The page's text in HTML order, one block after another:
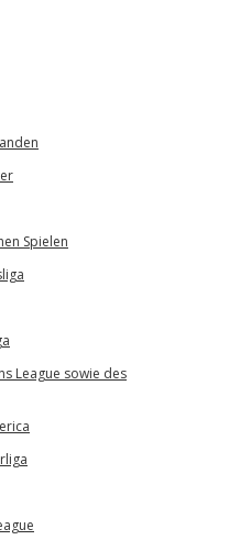
Spielen
League sowie des